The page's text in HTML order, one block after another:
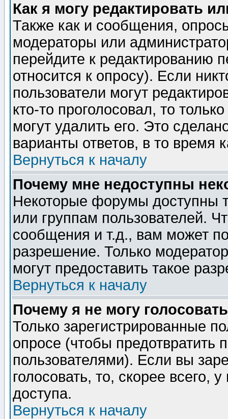
Как я могу редактировать
Также как и сообщения,
модераторы или
перейдите к редактированию
относится к опросу). Если
пользователи могут
кто-то проголосовал, то
могут удалить его. Это
варианты ответов, в то время
Вернуться к началу
Почему мне недоступны
Некоторые форумы доступны
или группам пользователей.
сообщения и т.д., вам может
разрешение. Только
могут предоставить такое
Вернуться к началу
Почему я не могу
Только зарегистрированные
опросе (чтобы предотвратить
пользователями). Если вы
голосовать, то, скорее всего,
доступа.
Вернуться к началу